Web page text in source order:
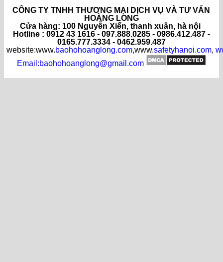
CÔNG TY TNHH THƯƠNG MẠI DỊCH VỤ VÀ TƯ VẤN
HOÀNG LONG
Cửa hàng: 100 Nguyễn Xiển, thanh xuân, hà nội
Hotline : 0912 43 1616 - 097.888.0285 - 0986.412.487 -
0165.777.3334 - 0462.959.487
website:www.baohohoanglong.com,www.safetyhanoi.com,
Email:baohohoanglong@gmail.com